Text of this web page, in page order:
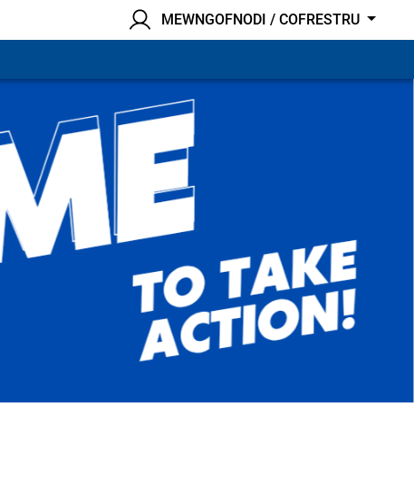
MEWNGOFNODI / COFRESTRU